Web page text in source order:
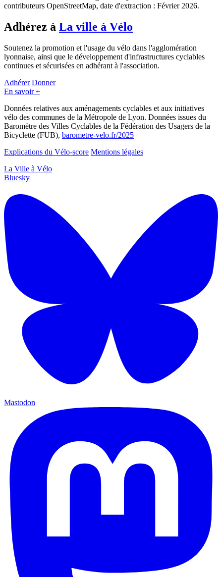
contributeurs OpenStreetMap, date d'extraction : Février 2026.
Adhérez à La ville à Vélo
Soutenez la promotion et l'usage du vélo dans l'agglomération
lyonnaise, ainsi que le développement d'infrastructures cyclables
continues et sécurisées en adhérant à l'association.
Adhérer Donner
En savoir +
Données relatives aux aménagements cyclables et aux initiatives
vélo des communes de la Métropole de Lyon. Données issues du
Baromètre des Villes Cyclables de la Fédération des Usagers de la
Bicyclette (FUB), barometre-velo.fr/2025
Explications du Vélo-score Mentions légales
La Ville à Vélo
Bluesky
Mastodon